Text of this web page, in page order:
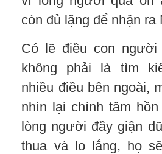
còn đủ lặng để nhận ra
Có lẽ điều con người
không phải là tìm
nhiều điều bên ngoài,
nhìn lại chính tâm
lòng người đầy giận
thua và lo lắng, họ